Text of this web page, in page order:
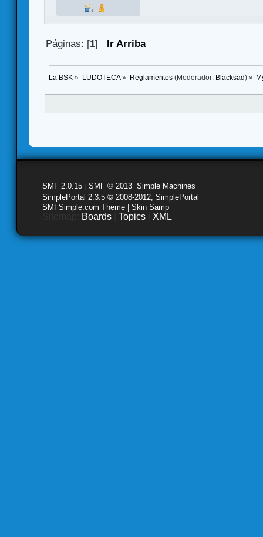
Páginas: [1] Ir Arriba
La BSK » LUDOTECA» Reglamentos(Moderador: Blacksad ) »
SMF 2.0.15 SMF © 2013 Simple Machines
SimplePortal 2.3.5 © 2008-2012, SimplePortal
SMFSimple.com Theme | Skin Samp
Boards Topics XML